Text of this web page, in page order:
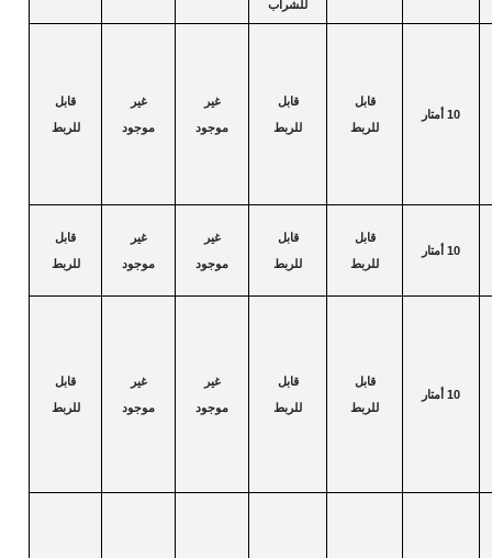
للشراب
قابل
للربط
غير
موجود
غير
موجود
قابل
للربط
قابل
للربط
10 أمتار
قابل
للربط
غير
موجود
غير
موجود
قابل
للربط
قابل
للربط
10 أمتار
قابل
للربط
غير
موجود
غير
موجود
قابل
للربط
قابل
للربط
10 أمتار